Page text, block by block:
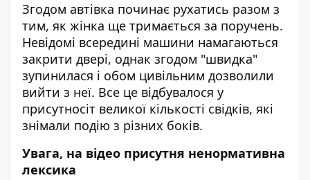
Згодом автівка починає рухатись разом з
тим, як жінка ще тримається за поручень.
Невідомі всередині машини намагаються
закрити двері, однак згодом "швидка"
зупинилася і обом цивільним дозволили
вийти з неї. Все це відбувалося у
присутносіт великої кількості свідків, які
знімали подію з різних боків.
Увага, на відео присутня ненормативна
лексика